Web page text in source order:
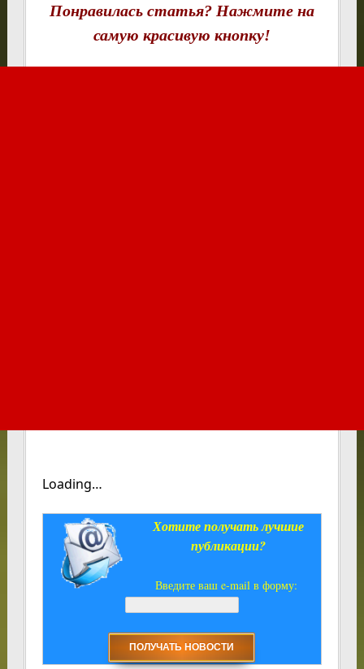
Понравилась статья? Нажмите на
самую красивую кнопку!
Loading…
Хотите получать лучшие
публикации?
Введите ваш e-mail в форму: